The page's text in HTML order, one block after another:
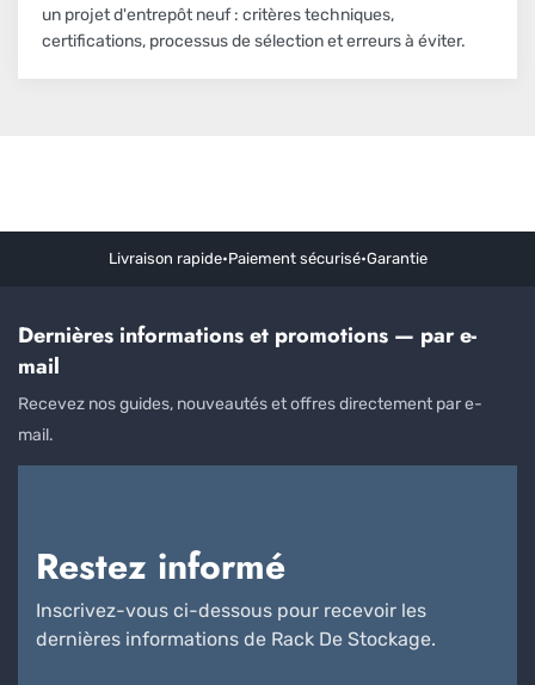
un projet d'entrepôt neuf : critères techniques,
certifications, processus de sélection et erreurs à éviter.
Livraison rapide•Paiement sécurisé•Garantie
Dernières informations et promotions — par e-
mail
Recevez nos guides, nouveautés et offres directement par e-
mail.
Restez informé
Inscrivez-vous ci-dessous pour recevoir les
dernières informations de Rack De Stockage.